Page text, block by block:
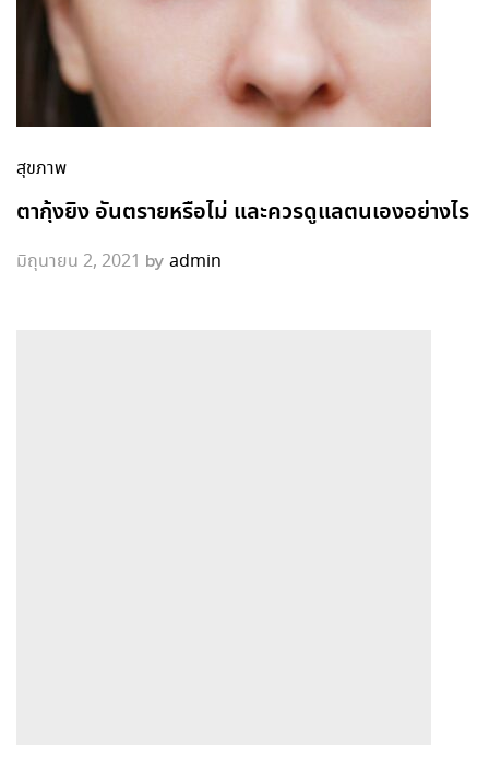
สุขภาพ
ตากุ้งยิง อันตรายหรือไม่ และควรดูแลตนเองอย่างไร
มิถุนายน 2, 2021 by admin